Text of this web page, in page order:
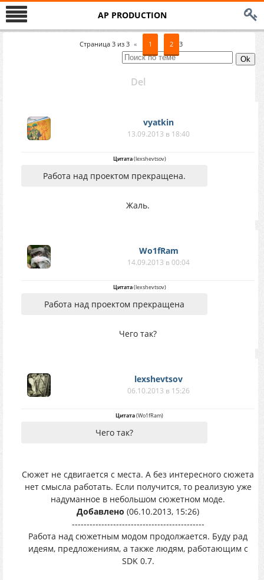
AP PRODUCTION
Страница 3 из 3 « 1 2 3
Del
vyatkin
13.09.2013 в 18:40
Цитата(lexshevtsov)
Работа над проектом прекращена.
Жаль.
Wo1fRam
14.09.2013 в 00:04
Цитата(lexshevtsov)
Работа над проектом прекращена
Чего так?
lexshevtsov
06.10.2013 в 15:26
Цитата(Wo1fRam)
Чего так?
Сюжет не сдвигается с места. А без интересного сюжета
нет смысла работать. Если получится, то реализую уже
надуманное в небольшом сюжетном моде.
Добавлено (06.10.2013, 15:26)
---------------------------------------------
Работа над сюжетным модом продолжается. Буду рад
идеям, предложениям, а также людям, работающим с
SDK 0.7.